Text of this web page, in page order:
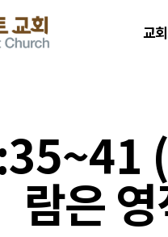
교
람은